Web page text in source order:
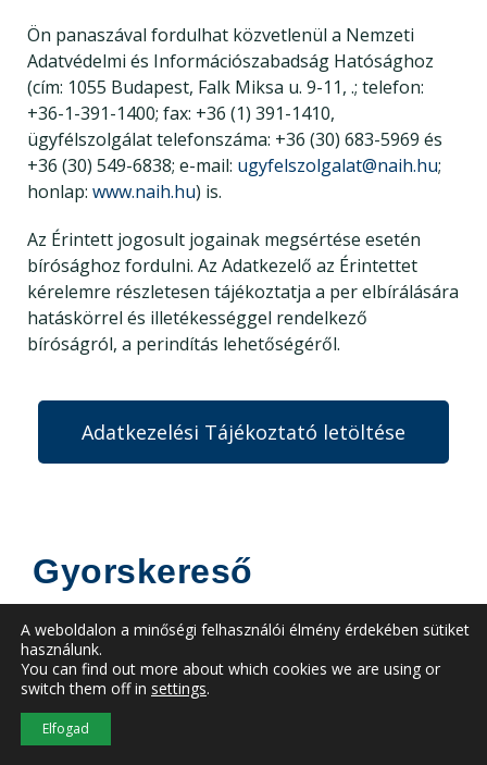
Ön panaszával fordulhat közvetlenül a Nemzeti
Adatvédelmi és Információszabadság Hatósághoz
(cím: 1055 Budapest, Falk Miksa u. 9-11, .; telefon:
+36-1-391-1400; fax: +36 (1) 391-1410,
ügyfélszolgálat telefonszáma: +36 (30) 683-5969 és
+36 (30) 549-6838; e-mail: ugyfelszolgalat@naih.hu;
honlap: www.naih.hu) is.
Az Érintett jogosult jogainak megsértése esetén
bírósághoz fordulni. Az Adatkezelő az Érintettet
kérelemre részletesen tájékoztatja a per elbírálására
hatáskörrel és illetékességgel rendelkező
bíróságról, a perindítás lehetőségéről.
Adatkezelési Tájékoztató letöltése
Gyorskereső
Search
for:
Közelgő esemény
A weboldalon a minőségi felhasználói élmény érdekében sütiket
használunk.
You can find out more about which cookies we are using or
switch them off in settings.
Elfogad